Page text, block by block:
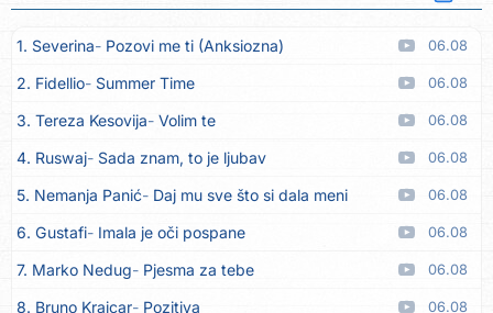
1. Severina Pozovi me ti (Anksiozna) 06.08
2. Fidellio Summer Time 06.08
3. Tereza Kesovija Volim te 06.08
4. Ruswaj Sada znam, to je ljubav 06.08
5. Nemanja Panić Daj mu sve što si dala meni 06.08
6. Gustafi Imala je oči pospane 06.08
7. Marko Nedug Pjesma za tebe 06.08
8. Bruno Krajcar Pozitiva 06.08